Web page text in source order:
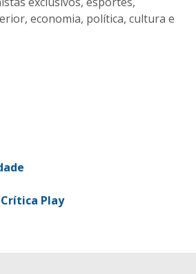
economia, política, cultura e
Play